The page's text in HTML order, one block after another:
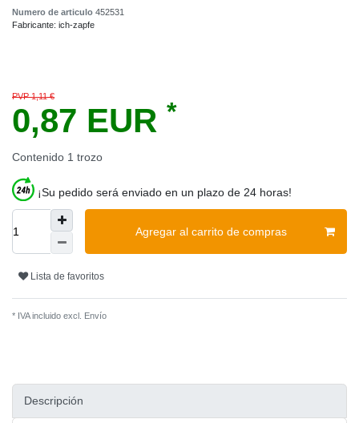
Numero de articulo 452531
Fabricante: ich-zapfe
PVP 1,11 €
0,87 EUR *
Contenido 1 trozo
¡Su pedido será enviado en un plazo de 24 horas!
Agregar al carrito de compras
Lista de favoritos
* IVA incluido excl. Envío
Descripción